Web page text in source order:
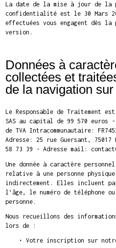
La date de la mise à jour de la
confidentialité est le 30 Mars
effectuées vous engagent dès
version.
Données à
collectées et
de la navigation
Le Responsable de Traitement
SAS au capital de 99 570 euros
de TVA Intracommunautaire:
Adresse: 25 rue Guersant,
58 73 39 - Adresse mail:
Une donnée à caractère
relative à une personne
indirectement. Elles incluent
l’âge, le numéro de téléphone
personne.
Nous recueillons des
lors de :
• Votre inscription sur